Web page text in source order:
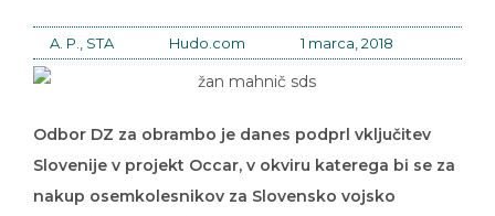
A. P., STA Hudo.com 1 marca, 2018
Odbor DZ za obrambo je danes podprl vključitev
Slovenije v projekt Occar, v okviru katerega bi se za
nakup osemkolesnikov za Slovensko vojsko